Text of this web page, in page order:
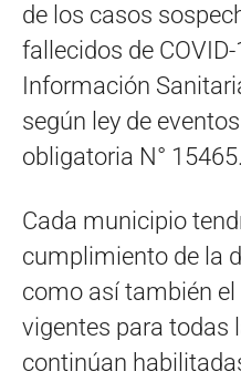
de los casos
fallecidos de
Información
según ley de
obligatoria N° 15465.
Cada municipio
cumplimiento de la
como así también
vigentes para todas
continúan